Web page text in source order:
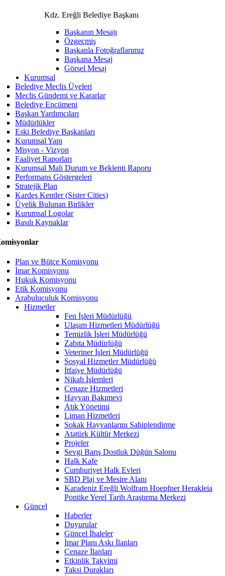
Kdz. Ereğli Belediye Başkanı
Başkanın Mesajı
Özgeçmiş
Başkanla Fotoğraflarımız
Başkana Mesaj
Görsel Mesaj
Kurumsal
Belediye Meclis Üyeleri
Meclis Gündemi ve Kararlar
Belediye Encümeni
Başkan Yardımcıları
Müdürlükler
Eski Belediye Başkanları
Kurumsal Yapı
Misyon - Vizyon
Faaliyet Raporları
Kurumsal Mali Durum ve Beklenti Raporu
Performans Göstergeleri
Stratejik Plan
Kardeş Kentler (Sister Cities)
Üyelik Bulunan Birlikler
Kurumsal Logolar
Basılı Kaynaklar
Plan ve Bütçe Komisyonu
İmar Komisyonu
Hukuk Komisyonu
Etik Komisyonu
Arabuluculuk Komisyonu
Hizmetler
Fen İşleri Müdürlüğü
Ulaşım Hizmetleri Müdürlüğü
Temizlik İşleri Müdürlüğü
Zabıta Müdürlüğü
Veteriner İşleri Müdürlüğü
Sosyal Hizmetler Müdürlüğü
İtfaiye Müdürlüğü
Nikah İşlemleri
Cenaze Hizmetleri
Hayvan Bakımevi
Atık Yönetimi
Liman Hizmetleri
Sokak Hayvanlarını Sahiplendirme
Atatürk Kültür Merkezi
Projeler
Sevgi Barış Dostluk Düğün Salonu
Halk Kafe
Cumhuriyet Halk Evleri
SBD Plaj ve Mesire Alanı
Karadeniz Ereğli Wolfram Hoepfner Herakleia
Pontike Yerel Tarih Araştırma Merkezi
Güncel
Haberler
Duyurular
Güncel İhaleler
İmar Planı Askı İlanları
Cenaze İlanları
Etkinlik Takvimi
Taksi Durakları